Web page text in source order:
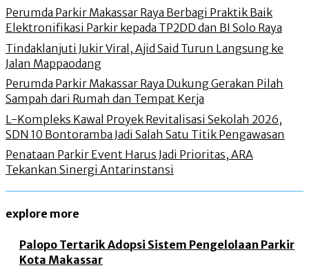
Perumda Parkir Makassar Raya Berbagi Praktik Baik
Elektronifikasi Parkir kepada TP2DD dan BI Solo Raya
Tindaklanjuti Jukir Viral, Ajid Said Turun Langsung ke
Jalan Mappaodang
Perumda Parkir Makassar Raya Dukung Gerakan Pilah
Sampah dari Rumah dan Tempat Kerja
L-Kompleks Kawal Proyek Revitalisasi Sekolah 2026,
SDN 10 Bontoramba Jadi Salah Satu Titik Pengawasan
Penataan Parkir Event Harus Jadi Prioritas, ARA
Tekankan Sinergi Antarinstansi
explore more
Palopo Tertarik Adopsi Sistem Pengelolaan Parkir
Kota Makassar